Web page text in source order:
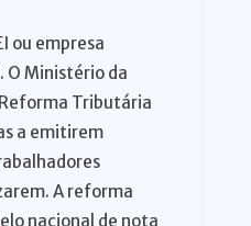
ou empresa
O Ministério da
Tributária
a emitirem
A reforma
nacional de nota